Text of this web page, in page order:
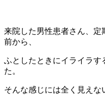
来院した男性患者さん、
前から、
ふとしたときにイライラす
た。
そんな感じには全く見えな